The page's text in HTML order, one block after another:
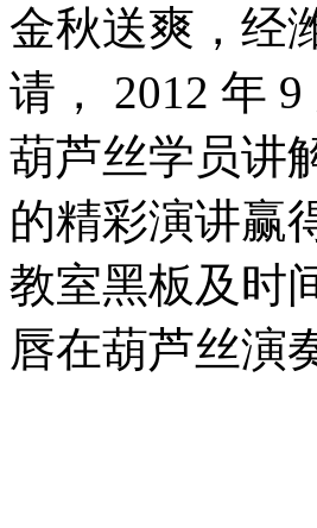
金秋送爽，经
请， 2012 年
葫芦丝学员讲
的精彩演讲赢
教室黑板及时
唇在葫芦丝演